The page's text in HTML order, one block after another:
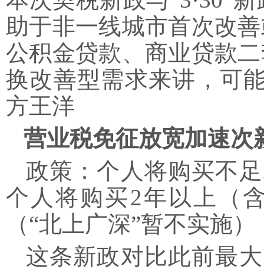
助于非一线城市首次改
公积金贷款、商业贷款
换改善型需求来讲，可
方王洋
营业税免征放宽加速次
政策：个人将购买不
个人将购买2年以上（
（“北上广深”暂不实施）
这条新政对比此前最